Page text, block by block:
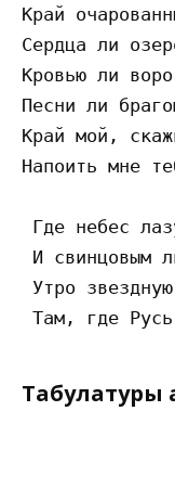
Край
Сердца ли
Кровью ли
Песни ли
Край мой,
Напоить мне
Где небес
И свинцовым
Утро
Табулатуры